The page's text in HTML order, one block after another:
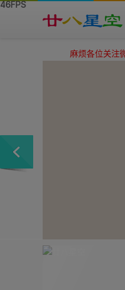
麻烦各位关注微信公众号：